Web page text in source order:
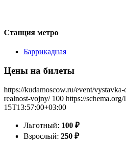
Станция метро
Баррикадная
Цены на билеты
https://kudamoscow.ru/event/
realnost-vojny/ 100 https://
15T13:57:00+03:00
Льготный: 100 ₽
Взрослый: 250 ₽